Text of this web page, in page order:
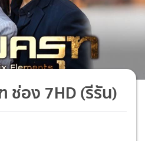
ช่อง 7HD (รีรัน)